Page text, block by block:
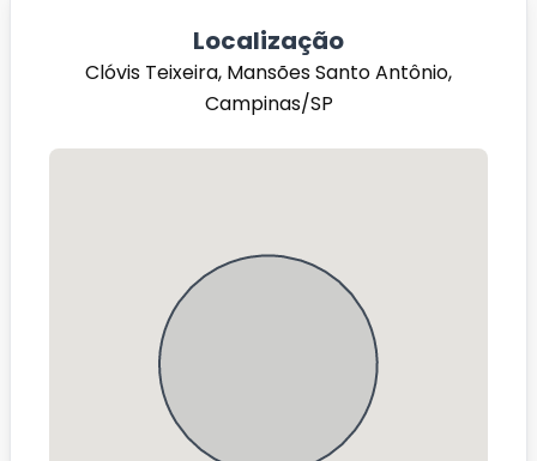
Localização
Clóvis Teixeira, Mansões Santo Antônio,
Campinas/SP